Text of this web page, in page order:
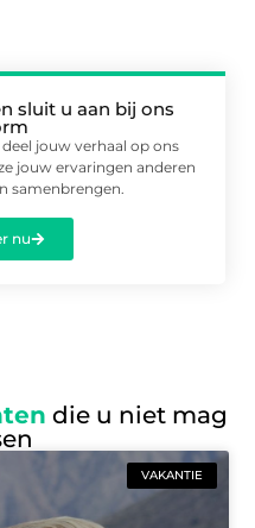
sluit u aan bij ons
jouw verhaal op ons
jouw ervaringen anderen
samenbrengen.
nu
die u niet mag
VAKANTIE